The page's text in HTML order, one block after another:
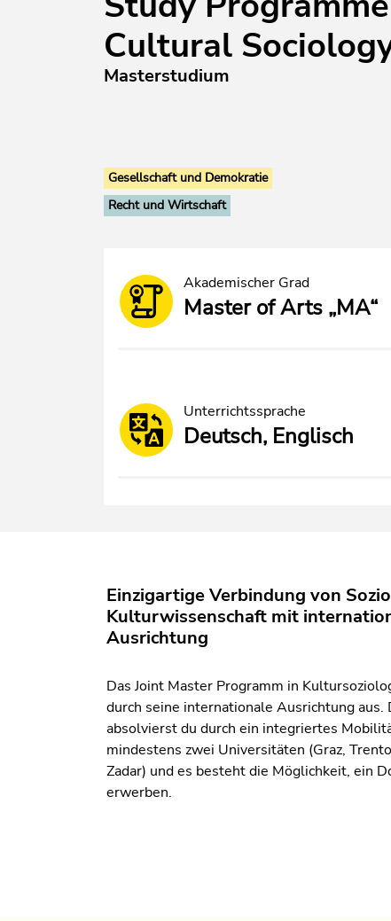
Cultural
Masterstudium
Gesellschaft und Demokratie
Recht und Wirtschaft
Akademischer Grad
Master of Arts „MA“
Unterrichtssprache
Deutsch, Englisch
Einzigartige Verbindung von
Kulturwissenschaft mit
Ausrichtung
Das Joint Master Programm in
durch seine internationale Ausrichtung aus.
absolvierst du durch ein integriertes
mindestens zwei Universitäten (Graz,
Zadar) und es besteht die Möglichkeit, ein
erwerben.